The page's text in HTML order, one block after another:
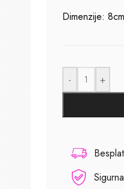
Dimenzije:
- +